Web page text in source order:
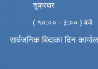
शुक्रबार
( १०:०० - ३:०० ) बजे
सार्वजनिक बिदाका दिन